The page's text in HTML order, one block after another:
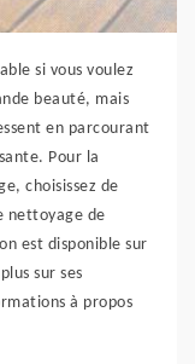
si vous voulez
beauté, mais
en parcourant
Pour la
choisissez de
nettoyage de
est disponible sur
sur ses
à propos